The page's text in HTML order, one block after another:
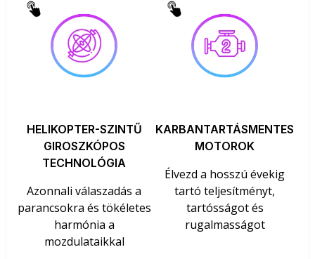
HELIKOPTER-SZINTŰ
GIROSZKÓPOS
TECHNOLÓGIA
Azonnali válaszadás a
parancsokra és tökéletes
harmónia a
mozdulataikkal
KARBANTARTÁSMENTES
MOTOROK
Élvezd a hosszú évekig
tartó teljesítményt,
tartósságot és
rugalmasságot